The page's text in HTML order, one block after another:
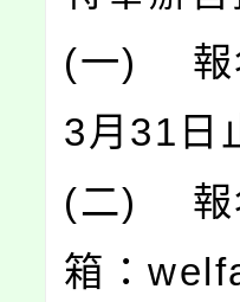
(一) 報
3月31日
(二) 報
箱：